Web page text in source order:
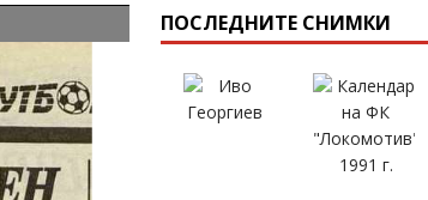
ПОСЛЕДНИТЕ СНИМКИ